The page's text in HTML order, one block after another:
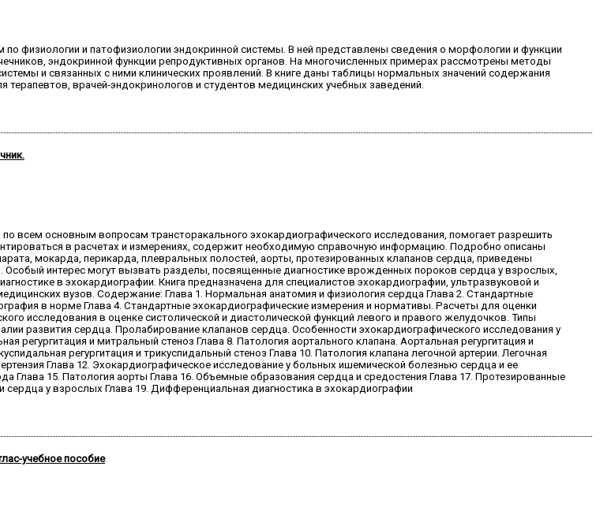
физиологии и патофизиологии эндокринной системы. В ней представлены сведения о морфологии и функции
эндокринной функции репродуктивных органов. На многочисленных примерах рассмотрены методы
и связанных с ними клинических проявлений. В книге даны таблицы нормальных значений содержания
врачей-эндокринологов и студентов медицинских учебных заведений.
всем основным вопросам трансторакального эхокардиографического исследования, помогает разрешить
в расчетах и измерениях, содержит необходимую справочную информацию. Подробно описаны
мокарда, перикарда, плевральных полостей, аорты, протезированных клапанов сердца, приведены
Особый интерес могут вызвать разделы, посвященные диагностике врожденных пороков сердца у взрослых,
в эхокардиографии. Книга предназначена для специалистов эхокардиографии, ультразвуковой и
вузов. Содержание: Глава 1. Нормальная анатомия и физиология сердца Глава 2. Стандартные
в норме Глава 4. Стандартные эхокардиографические измерения и нормативы. Расчеты для оценки
исследования в оценке систолической и диастолической функций левого и правого желудочков. Типы
развития сердца. Пролабирование клапанов сердца. Особенности эхокардиографического исследования у
регургитация и митральный стеноз Глава 8. Патология аортального клапана. Аортальная регургитация и
регургитация и трикуспидальный стеноз Глава 10. Патология клапана легочной артерии. Легочная
Глава 12. Эхокардиографическое исследование у больных ишемической болезнью сердца и ее
Глава 15. Патология аорты Глава 16. Объемные образования сердца и средостения Глава 17. Протезированные
у взрослых Глава 19. Дифференциальная диагностика в эхокардиографии
учебное пособие